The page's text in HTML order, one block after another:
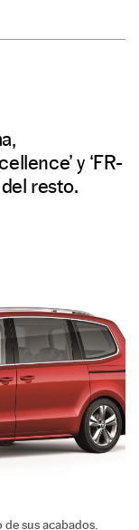
y ‘FR-
resto.
sus acabados.